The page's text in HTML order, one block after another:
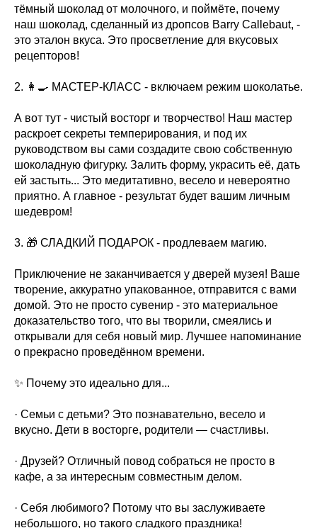
тёмный шоколад от молочного, и поймёте, почему
наш шоколад, сделанный из дропсов Barry Callebaut, -
это эталон вкуса. Это просветление для вкусовых
рецепторов!
2. 👩🍳 МАСТЕР-КЛАСС - включаем режим шоколатье.
А вот тут - чистый восторг и творчество! Наш мастер
раскроет секреты темперирования, и под их
руководством вы сами создадите свою собственную
шоколадную фигурку. Залить форму, украсить её, дать
ей застыть... Это медитативно, весело и невероятно
приятно. А главное - результат будет вашим личным
шедевром!
3. 🎁 СЛАДКИЙ ПОДАРОК - продлеваем магию.
Приключение не заканчивается у дверей музея! Ваше
творение, аккуратно упакованное, отправится с вами
домой. Это не просто сувенир - это материальное
доказательство того, что вы творили, смеялись и
открывали для себя новый мир. Лучшее напоминание
о прекрасно проведённом времени.
✨ Почему это идеально для...
· Семьи с детьми? Это познавательно, весело и
вкусно. Дети в восторге, родители — счастливы.
· Друзей? Отличный повод собраться не просто в
кафе, а за интересным совместным делом.
· Себя любимого? Потому что вы заслуживаете
небольшого, но такого сладкого праздника!